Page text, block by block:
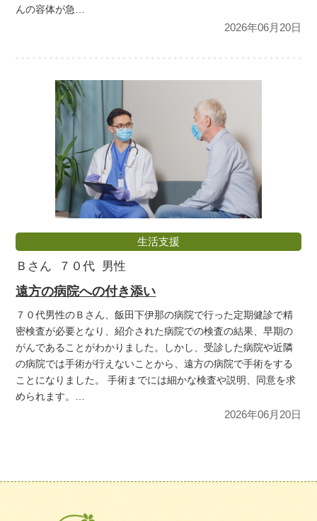
んの容体が急…
2026年06月20日
生活支援
Ｂさん ７０代 男性
遠方の病院への付き添い
７０代男性のＢさん、飯田下伊那の病院で行った定期健診で精
密検査が必要となり、紹介された病院での検査の結果、早期の
がんであることがわかりました。しかし、受診した病院や近隣
の病院では手術が行えないことから、遠方の病院で手術をする
ことになりました。 手術までには細かな検査や説明、同意を求
められます。…
2026年06月20日